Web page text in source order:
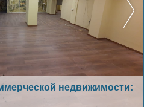
недвижимости: